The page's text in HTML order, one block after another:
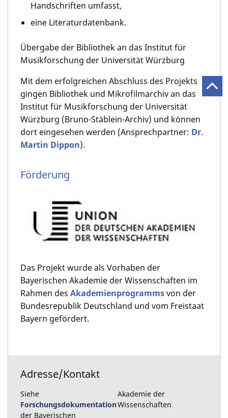
Handschriften umfasst,
eine Literaturdatenbank.
Übergabe der Bibliothek an das Institut für
Musikforschung der Universität Würzburg
Mit dem erfolgreichen Abschluss des Projekts
gingen Bibliothek und Mikrofilmarchiv an das
Institut für Musikforschung der Universität
Würzburg (Bruno-Stäblein-Archiv) und können
dort eingesehen werden (Ansprechpartner: Dr.
Martin Dippon).
Förderung
Das Projekt wurde als Vorhaben der
Bayerischen Akademie der Wissenschaften im
Rahmen des Akademienprogrammsvon der
Bundesrepublik Deutschland und vom Freistaat
Bayern gefördert.
Adresse/Kontakt
Siehe
Forschungsdokumentation
der Bayerischen
Akademie der
Wissenschaften